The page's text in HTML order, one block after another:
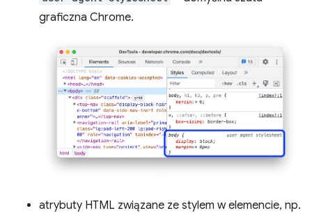
graficzna Chrome.
atrybuty HTML związane ze stylem w elemencie, np.